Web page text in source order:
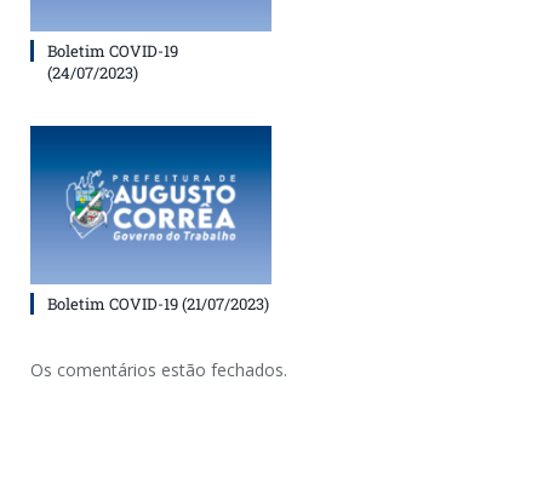
Boletim COVID-19
(24/07/2023)
Boletim COVID-19 (21/07/2023)
Os comentários estão fechados.